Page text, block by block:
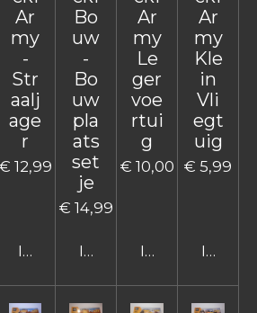
Ar
my
-
Str
aalj
age
r
€ 12,99
In winkelwagen
Bo
uw
-
Bo
uw
pla
ats
set
je
€ 14,99
In winkelwagen
Ar
my
Le
ger
voe
rtui
g
€ 10,00
In
Ar
my
Kle
in
Vli
egt
uig
€ 5,99
In